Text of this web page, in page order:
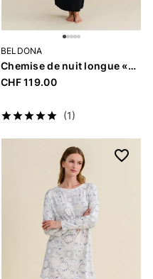
BELDONA
Chemise de nuit longue «Brienda»
CHF 119.00
(1)